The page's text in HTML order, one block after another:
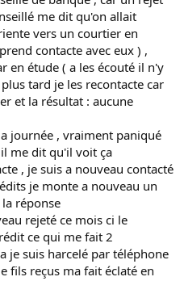
me dit qu'on allait
vers un courtier en
contacte avec eux ) ,
en étude ( a les écouté il n'y
tard je les recontacte car
et la résultat : aucune
journée , vraiment paniqué
me dit qu'il voit ça
, je suis a nouveau contacté
je monte a nouveau un
réponse
rejeté ce mois ci le
ce qui me fait 2
je suis harcelé par téléphone
fils reçus ma fait éclaté en